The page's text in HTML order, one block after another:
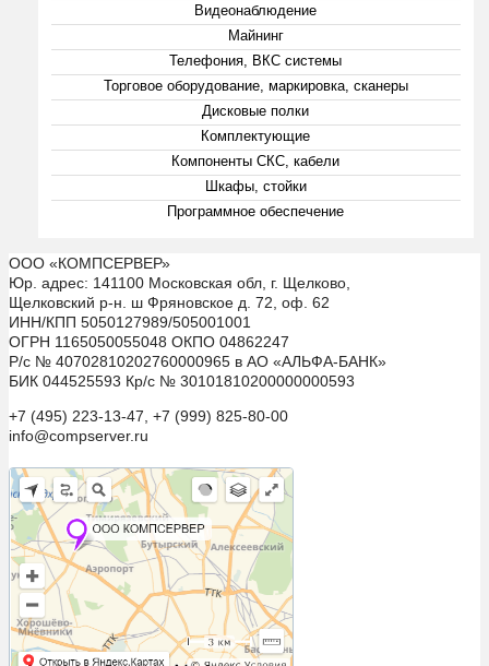
Видеонаблюдение
Майнинг
Телефония, ВКС системы
Торговое оборудование, маркировка, сканеры
Дисковые полки
Комплектующие
Компоненты СКС, кабели
Шкафы, стойки
Программное обеспечение
ООО «КОМПСЕРВЕР»
Юр. адрес: 141100 Московская обл, г. Щелково,
Щелковский р-н. ш Фряновское д. 72, оф. 62
ИНН/КПП 5050127989/505001001
ОГРН 1165050055048 ОКПО 04862247
Р/с № 40702810202760000965 в АО «АЛЬФА-БАНК»
БИК 044525593 Кр/с № 30101810200000000593
+7 (495) 223-13-47, +7 (999) 825-80-00
info@compserver.ru